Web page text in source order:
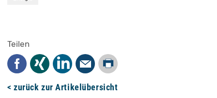
Teilen
Facebook
Xing LinkedInMail
Drucken
< zurück zur Artikelübersicht